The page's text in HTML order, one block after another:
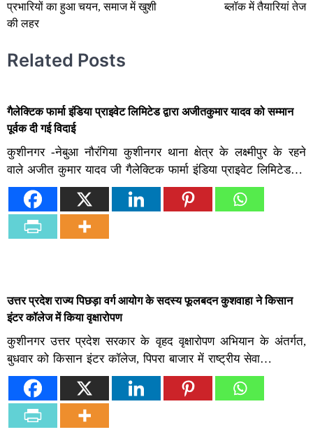
प्रभारियों का हुआ चयन, समाज में खुशी
की लहर
ब्लॉक में तैयारियां तेज
Related Posts
गैलेक्टिक फार्मा इंडिया प्राइवेट लिमिटेड द्वारा अजीतकुमार यादव को सम्मान
पूर्वक दी गई विदाई
कुशीनगर -नेबुआ नौरंगिया कुशीनगर थाना क्षेत्र के लक्ष्मीपुर के रहने
वाले अजीत कुमार यादव जी गैलेक्टिक फार्मा इंडिया प्राइवेट लिमिटेड…
उत्तर प्रदेश राज्य पिछड़ा वर्ग आयोग के सदस्य फूलबदन कुशवाहा ने किसान
इंटर कॉलेज में किया वृक्षारोपण
कुशीनगर उत्तर प्रदेश सरकार के वृहद वृक्षारोपण अभियान के अंतर्गत,
बुधवार को किसान इंटर कॉलेज, पिपरा बाजार में राष्ट्रीय सेवा…